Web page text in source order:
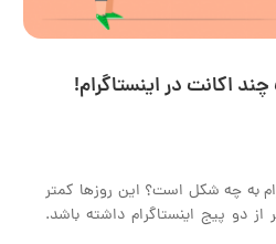
اکانت در اینستاگرام!
به چه شکل است؟ این روزها کمتر
دو پیج اینستاگرام داشته باشد.